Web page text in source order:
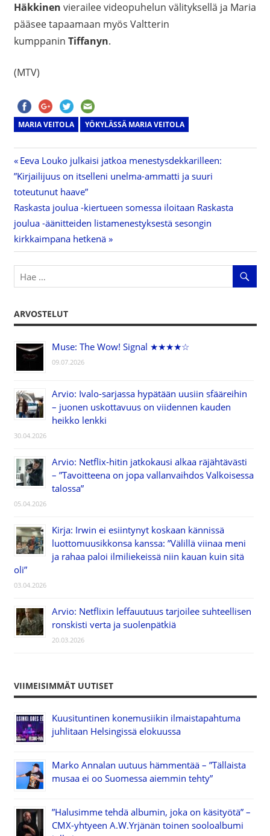
Häkkinen vierailee videopuhelun välityksellä ja Maria
pääsee tapaamaan myös Valtterin
kumppanin Tiffanyn.
(MTV)
MARIA VEITOLA YÖKYLÄSSÄ MARIA VEITOLA
Artikkelien
selaus
Previous
Post:
Eeva Louko julkaisi jatkoa menestysdekkarilleen:
”Kirjailijuus on itselleni unelma-ammatti ja suuri
toteutunut haave”
Next
Post:
Raskasta joulua -kiertueen somessa iloitaan Raskasta
joulua -äänitteiden listamenestyksestä sesongin
kirkkaimpana hetkenä
ARVOSTELUT
Muse: The Wow! Signal ★★★★☆
09.07.2026
Arvio: Ivalo-sarjassa hypätään uusiin sfääreihin
– juonen uskottavuus on viidennen kauden
heikko lenkki
30.04.2026
Arvio: Netflix-hitin jatkokausi alkaa räjähtävästi
– ”Tavoitteena on jopa vallanvaihdos Valkoisessa
talossa”
05.04.2026
Kirja: Irwin ei esiintynyt koskaan kännissä
luottomuusikkonsa kanssa: ”Välillä viinaa meni
ja rahaa paloi ilmiliekeissä niin kauan kuin sitä
oli”
03.04.2026
Arvio: Netflixin leffauutuus tarjoilee suhteellisen
ronskisti verta ja suolenpätkiä
20.03.2026
VIIMEISIMMÄT UUTISET
Kuusituntinen konemusiikin ilmaistapahtuma
juhlitaan Helsingissä elokuussa
Marko Annalan uutuus hämmentää – ”Tällaista
musaa ei oo Suomessa aiemmin tehty”
”Halusimme tehdä albumin, joka on käsityötä” –
CMX-yhtyeen A.W.Yrjänän toinen sooloalbumi